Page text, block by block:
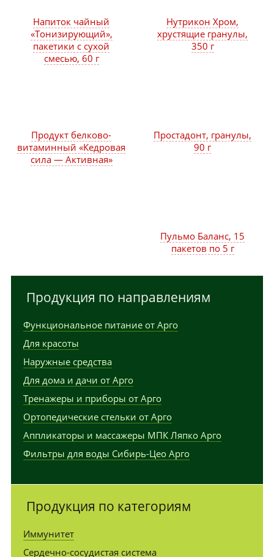
Напиток чайный
«Тонизирующий»,
пакетики с сухой
смесью, 60 г
Нутрикон Хром,
хрустящие гранулы,
350 г
Продукт белково-
витаминный «Кедровая
сила — Активная»
Простадонт, гранулы,
90 г
Пульмо Баланс, 15
пакетов по 5 г
Продукция по направлениям
Функциональное питание от Арго
Для красоты
Наружные средства
Для дома и дачи от Арго
Тренажеры и приборы от Арго
Ортопедические стельки от Арго
Аппликаторы и массажеры МПК Ляпко Арго
Фильтры для воды Сибирь-Цео Арго
Продукция по категориям
Иммунитет
Сердечно-сосудистая система